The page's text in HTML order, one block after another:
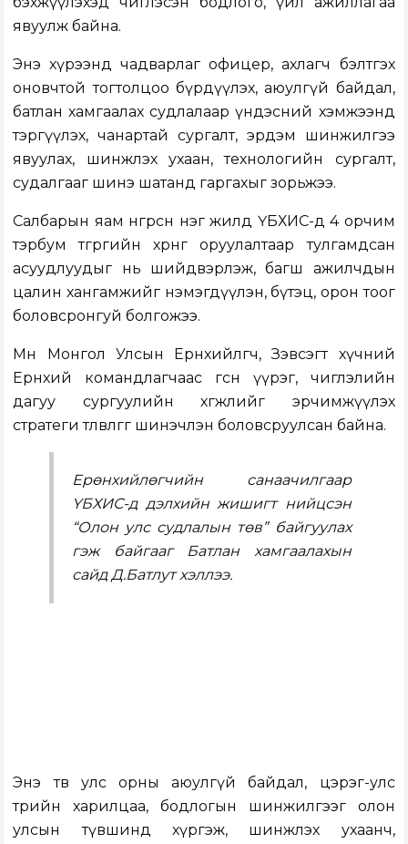
явуулж байна.
Энэ хүрээнд чадварлаг офицер, ахлагч бэлтгэх
оновчтой тогтолцоо бүрдүүлэх, аюулгүй байдал,
батлан хамгаалах судлалаар үндэсний хэмжээнд
тэргүүлэх, чанартай сургалт, эрдэм шинжилгээ
явуулах, шинжлэх ухаан, технологийн сургалт,
судалгааг шинэ шатанд гаргахыг зорьжээ.
Салбарын яам өнгөрсөн нэг жилд ҮБХИС-д 4 орчим
тэрбум төгрөгийн хөрөнгө оруулалтаар тулгамдсан
асуудлуудыг нь шийдвэрлэж, багш ажилчдын
цалин хангамжийг нэмэгдүүлэн, бүтэц, орон тоог
боловсронгуй болгожээ.
Мөн Монгол Улсын Ерөнхийлөгч, Зэвсэгт хүчний
Ерөнхий командлагчаас өгсөн үүрэг, чиглэлийн
дагуу сургуулийн хөгжлийг эрчимжүүлэх
стратеги төлөвлөгөөг шинэчлэн боловсруулсан байна.
Ерөнхийлөгчийн санаачилгаар
ҮБХИС-д дэлхийн жишигт нийцсэн
“Олон улс судлалын төв” байгуулах
гэж байгааг Батлан хамгаалахын
сайд Д.Батлут хэллээ.
Энэ төв улс орны аюулгүй байдал, цэрэг-улс
төрийн харилцаа, бодлогын шинжилгээг олон
улсын түвшинд хүргэж, шинжлэх ухаанч,